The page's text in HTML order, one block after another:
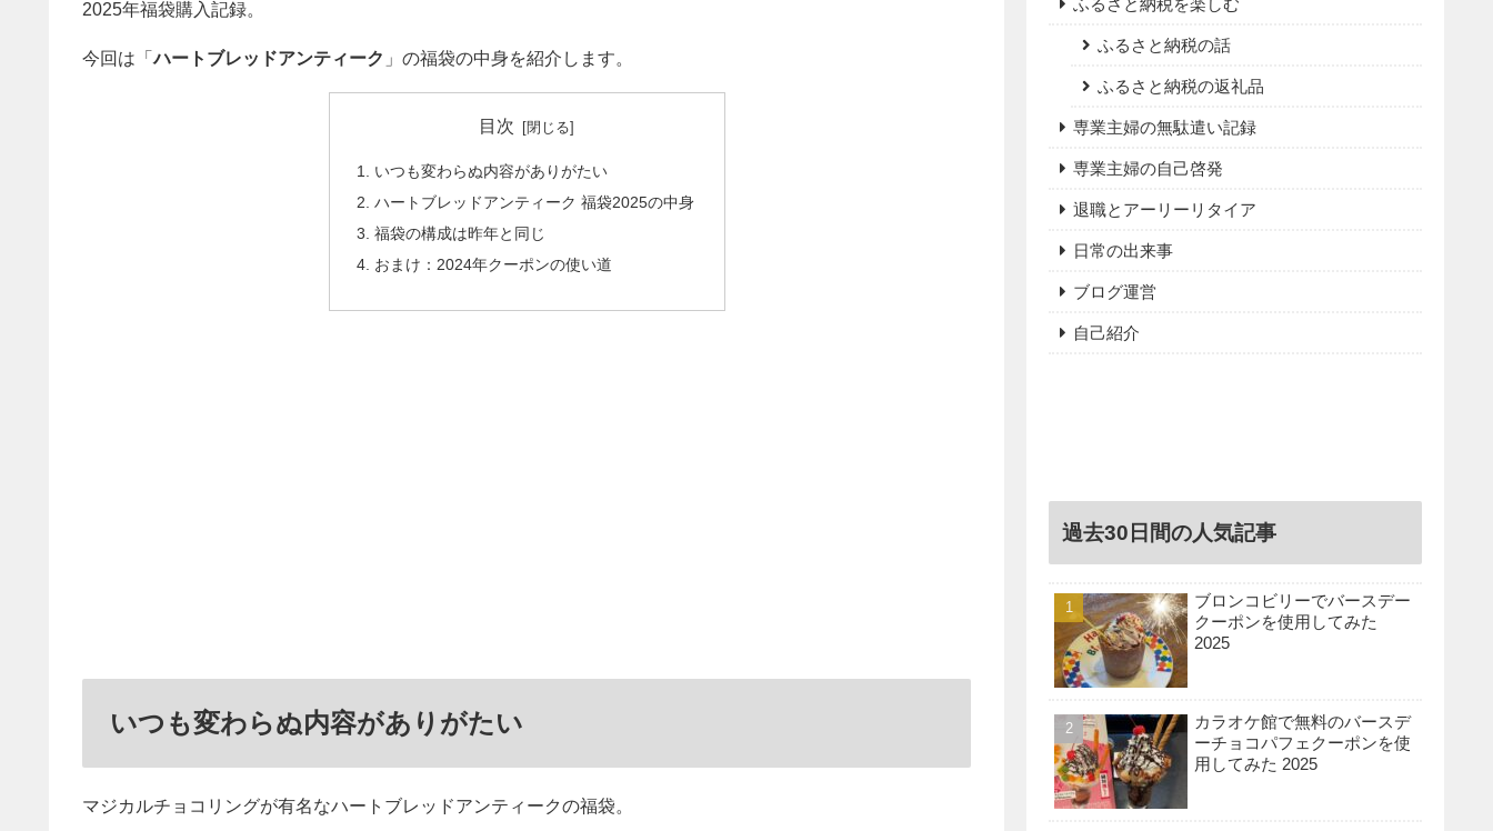
2025年福袋購入記録。
今回は「ハートブレッドアンティーク 」の福袋の中身を紹介します。
目次
いつも変わらぬ内容がありがたい
ハートブレッドアンティーク 福袋2025の中身
福袋の構成は昨年と同じ
おまけ：2024年クーポンの使い道
いつも変わらぬ内容がありがたい
マジカルチョコリングが有名なハートブレッドアンティークの福袋。
ふるさと納税の話
ふるさと納税の返礼品
専業主婦の無駄遣い記録
専業主婦の自己啓発
退職とアーリーリタイア
日常の出来事
ブログ運営
自己紹介
過去30日間の人気記事
ブロンコビリーでバースデー
クーポンを使用してみた
2025
カラオケ館で無料のバースデ
ーチョコパフェクーポンを使
用してみた 2025